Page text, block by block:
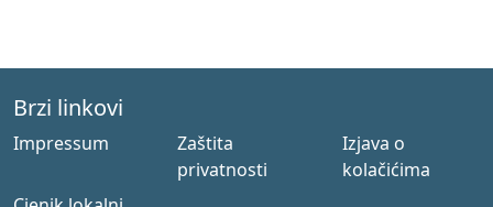
Brzi linkovi
Impressum
Zaštita
privatnosti
Izjava o
kolačićima